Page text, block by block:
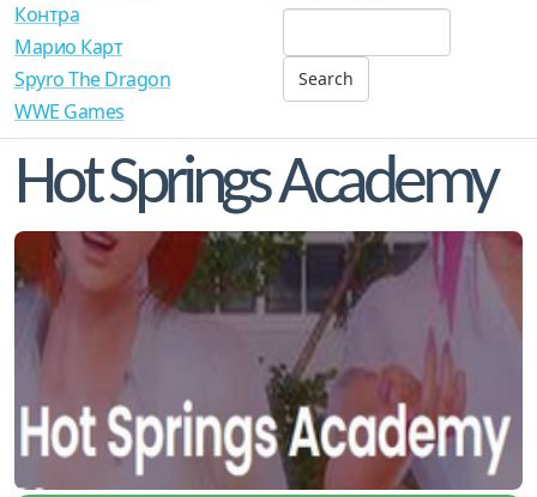
Контра
Марио Карт
Spyro The Dragon
WWE Games
Hot Springs Academy